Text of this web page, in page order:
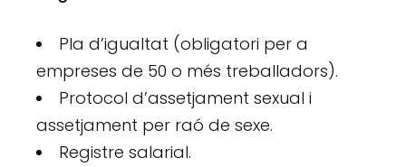
Pla d’igualtat (obligatori per a
empreses de 50 o més treballadors).
Protocol d’assetjament sexual i
assetjament per raó de sexe.
Registre salarial.